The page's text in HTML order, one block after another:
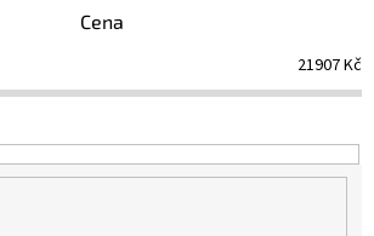
Cena
21907Kč